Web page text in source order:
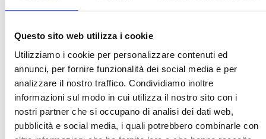
Questo sito web utilizza i cookie
Utilizziamo i cookie per personalizzare contenuti ed
annunci, per fornire funzionalità dei social media e per
analizzare il nostro traffico. Condividiamo inoltre
informazioni sul modo in cui utilizza il nostro sito con i
nostri partner che si occupano di analisi dei dati web,
pubblicità e social media, i quali potrebbero combinarle con
〉About us